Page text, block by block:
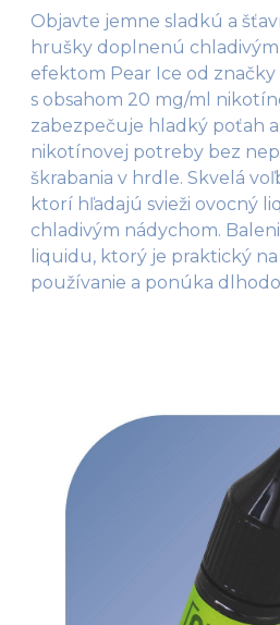
Objavte jemne sladkú a
hrušky doplnenú
efektom Pear Ice od značky
s obsahom 20 mg/ml
zabezpečuje hladký poťah
nikotínovej potreby bez
škrabania v hrdle. Skvelá
ktorí hľadajú svieži ovocný
chladivým nádychom.
liquidu, ktorý je praktický
používanie a ponúka